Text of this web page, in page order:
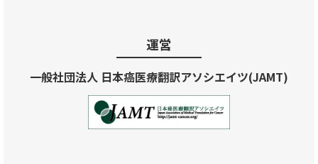
運営
一般社団法人 日本癌医療翻訳アソシエイツ(JAMT)